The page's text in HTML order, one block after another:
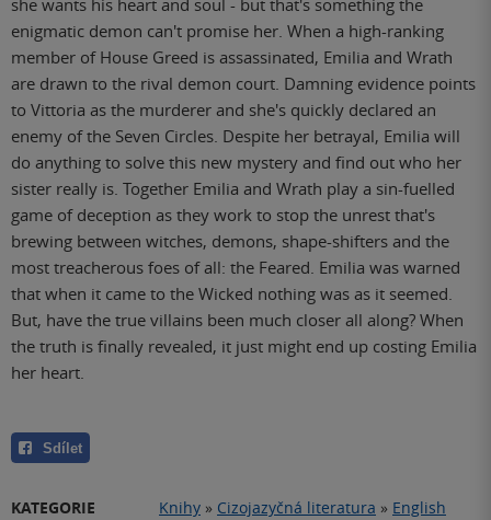
she wants his heart and soul - but that's something the
enigmatic demon can't promise her. When a high-ranking
member of House Greed is assassinated, Emilia and Wrath
are drawn to the rival demon court. Damning evidence points
to Vittoria as the murderer and she's quickly declared an
enemy of the Seven Circles. Despite her betrayal, Emilia will
do anything to solve this new mystery and find out who her
sister really is. Together Emilia and Wrath play a sin-fuelled
game of deception as they work to stop the unrest that's
brewing between witches, demons, shape-shifters and the
most treacherous foes of all: the Feared. Emilia was warned
that when it came to the Wicked nothing was as it seemed.
But, have the true villains been much closer all along? When
the truth is finally revealed, it just might end up costing Emilia
her heart.
Sdílet
KATEGORIE Knihy » Cizojazyčná literatura » English